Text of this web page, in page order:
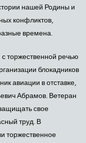
нашей Родины и
конфликтов,
времена.
торжественной речью
блокадников
авиации в отставке,
Абрамов. Ветеран
свое
труд. В
торжественное